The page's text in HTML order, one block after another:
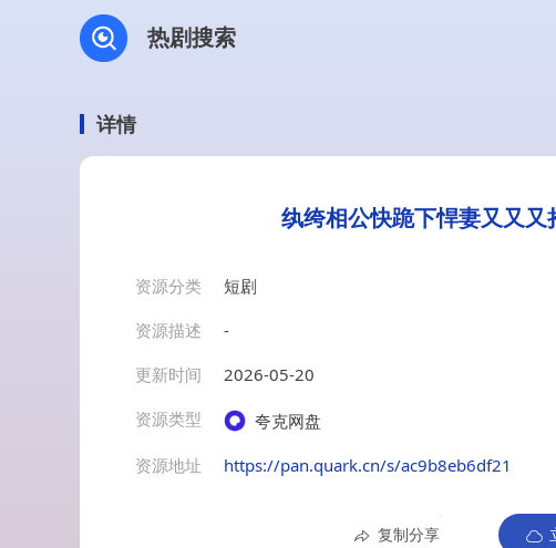
热剧搜索
详情
纨绔相公快跪下悍妻又又
资源分类
短剧
资源描述
-
更新时间
2026-05-20
资源类型
夸克网盘
资源地址
https://pan.quark.cn/s/ac9b8eb6df21
复制分享